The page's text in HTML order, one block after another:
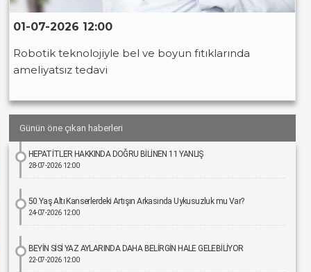
01-07-2026 12:00
Robotik teknolojiyle bel ve boyun fıtıklarında
ameliyatsız tedavi
Günün öne çıkan haberleri
HEPATİTLER HAKKINDA DOĞRU BİLİNEN 11 YANLIŞ
28-07-2026 12:00
50 Yaş Altı Kanserlerdeki Artışın Arkasında Uykusuzluk mu Var?
24-07-2026 12:00
BEYİN SİSİ YAZ AYLARINDA DAHA BELİRGİN HALE GELEBİLİYOR
22-07-2026 12:00